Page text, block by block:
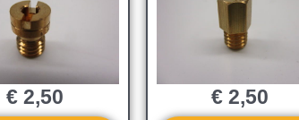
€2,50 € 2,50